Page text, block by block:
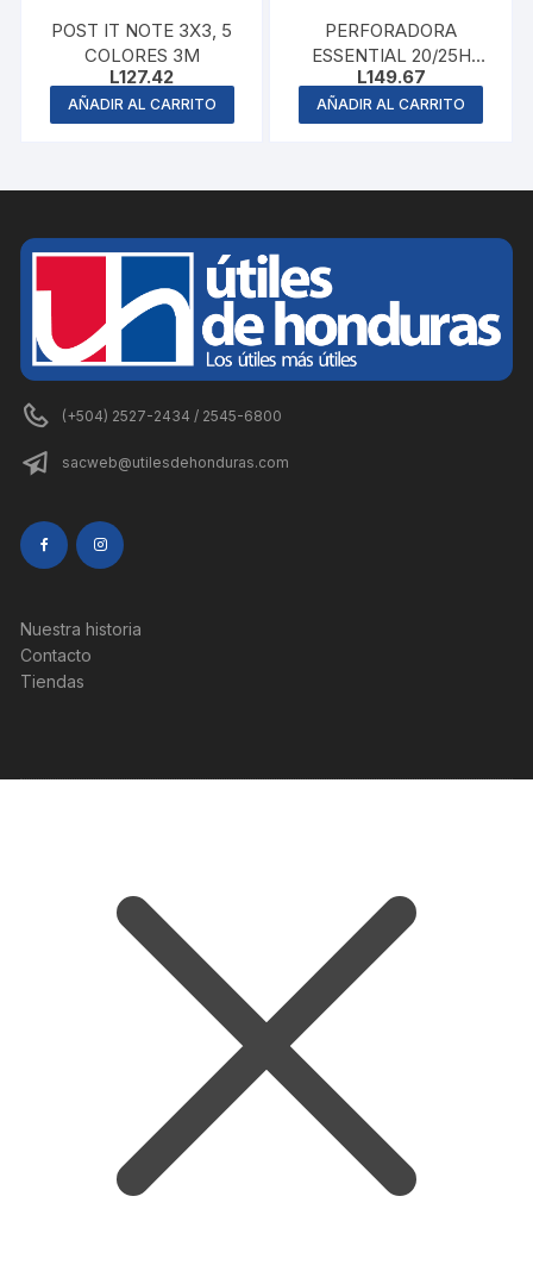
POST IT NOTE 3X3, 5
COLORES 3M
L127.42
AÑADIR AL CARRITO
PERFORADORA
ESSENTIAL 20/25H
MAPED
L149.67
AÑADIR AL CARRITO
(+504) 2527-2434 / 2545-6800
sacweb@utilesdehonduras.com
Nuestra historia
Contacto
Tiendas